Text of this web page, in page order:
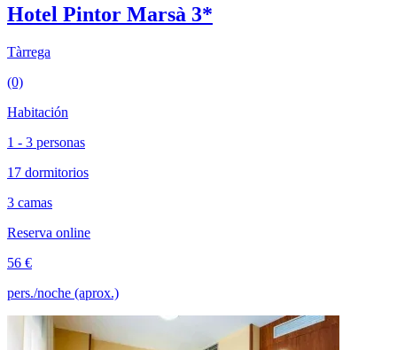
Hotel Pintor Marsà 3*
Tàrrega
(0)
Habitación
1 - 3 personas
17 dormitorios
3 camas
Reserva online
56 €
pers./noche (aprox.)